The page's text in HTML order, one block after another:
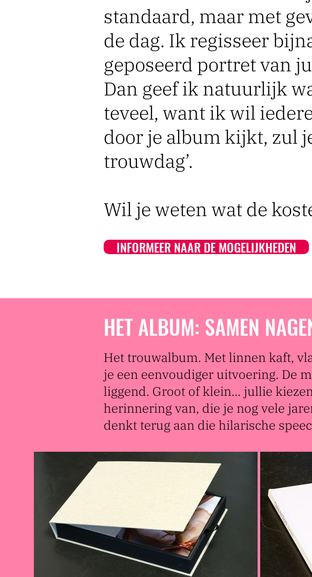
standaard, maar met
de dag. Ik regisseer
geposeerd portret van
Dan geef ik natuurlijk
teveel, want ik wil
door je album kijkt, zul
trouwdag’.
Wil je weten wat de
INFORMEER NAAR DE MOGELIJKHEDEN
HET ALBUM: SAMEN
Het trouwalbum. Met linnen kaft,
je een eenvoudiger uitvoering. De
liggend. Groot of klein... jullie
herinnering van, die je nog vele
denkt terug aan die hilarische